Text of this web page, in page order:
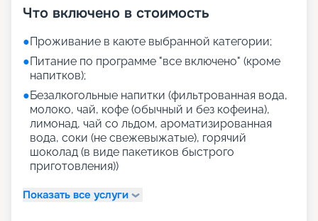
Что включено в стоимость
●Проживание в каюте выбранной категории;
●Питание по программе "все включено" (кроме
напитков);
●Безалкогольные напитки (фильтрованная вода,
молоко, чай, кофе (обычный и без кофеина),
лимонад, чай со льдом, ароматизированная
вода, соки (не свежевыжатые), горячий
шоколад (в виде пакетиков быстрого
приготовления))
Показать все услуги